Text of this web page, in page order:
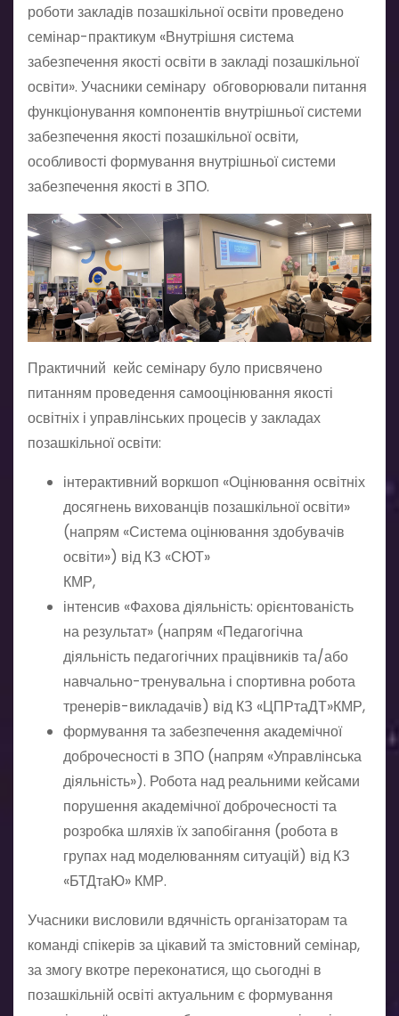
роботи закладів позашкільної освіти проведено
семінар-практикум «Внутрішня система
забезпечення якості освіти в закладі позашкільної
освіти». Учасники семінару обговорювали питання
функціонування компонентів внутрішньої системи
забезпечення якості позашкільної освіти,
особливості формування внутрішньої системи
забезпечення якості в ЗПО.
Практичний кейс семінару було присвячено
питанням проведення самооцінювання якості
освітніх і управлінських процесів у закладах
позашкільної освіти:
інтерактивний воркшоп «Оцінювання освітніх
досягнень вихованців позашкільної освіти»
(напрям «Система оцінювання здобувачів
освіти») від КЗ «СЮТ»
КМР,
інтенсив «Фахова діяльність: орієнтованість
на результат» (напрям «Педагогічна
діяльність педагогічних працівників та/або
навчально-тренувальна і спортивна робота
тренерів-викладачів) від КЗ «ЦПРтаДТ»КМР,
формування та забезпечення академічної
доброчесності в ЗПО (напрям «Управлінська
діяльність»). Робота над реальними кейсами
порушення академічної доброчесності та
розробка шляхів їх запобігання (робота в
групах над моделюванням ситуацій) від КЗ
«БТДтаЮ» КМР.
Учасники висловили вдячність організаторам та
команді спікерів за цікавий та змістовний семінар,
за змогу вкотре переконатися, що сьогодні в
позашкільній освіті актуальним є формування